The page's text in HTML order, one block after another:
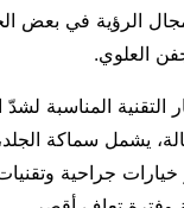
الرؤية في بعض
العلوي.
التقنية المناسبة
يشمل سماكة
جراحية